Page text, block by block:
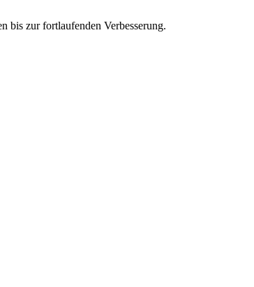
bis zur fortlaufenden Verbesserung.